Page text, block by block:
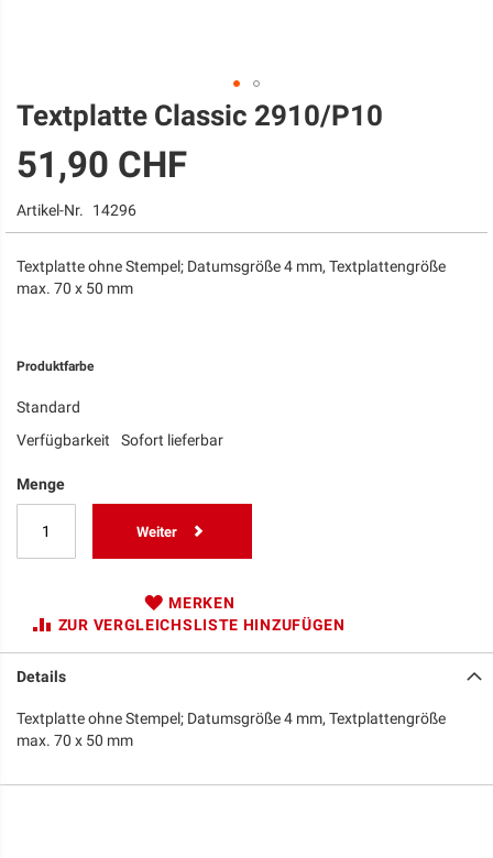
Zum
Anfang
der
Bildgalerie
Textplatte Classic 2910/P10
51,90 CHF
Artikel-Nr. 14296
Textplatte ohne Stempel; Datumsgröße 4 mm, Textplattengröße
max. 70 x 50 mm
Produktfarbe
Standard
Verfügbarkeit
Sofort lieferbar
Menge
Weiter
MERKEN
ZUR VERGLEICHSLISTE HINZUFÜGEN
Details
Textplatte ohne Stempel; Datumsgröße 4 mm, Textplattengröße
max. 70 x 50 mm